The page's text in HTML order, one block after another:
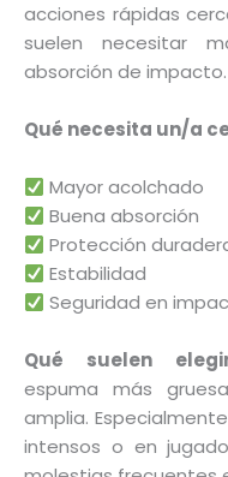
acciones rápidas
suelen necesitar
absorción de impacto.
Qué necesita un/a
Mayor acolchado
Buena absorción
Protección
Estabilidad
Seguridad en
Qué suelen
espuma más
amplia.
intensos o en